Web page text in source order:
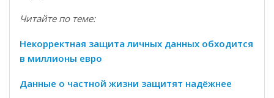
Читайте по теме:
Некорректная защита личных данных обходится
в миллионы евро
Данные о частной жизни защитят надёжнее